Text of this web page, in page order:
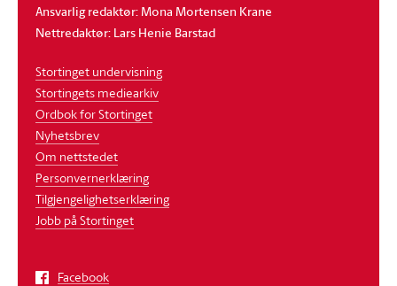
Ansvarlig redaktør: Mona Mortensen Krane
Nettredaktør: Lars Henie Barstad
Stortinget undervisning
Stortingets mediearkiv
Ordbok for Stortinget
Nyhetsbrev
Om nettstedet
Personvernerklæring
Tilgjengelighetserklæring
Jobb på Stortinget
Facebook